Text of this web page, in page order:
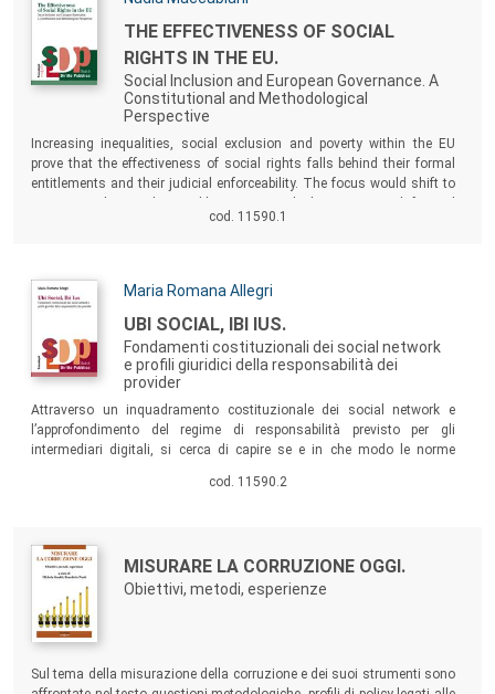
giuscomparatista in particolare.
Titolo:
THE EFFECTIVENESS OF SOCIAL
RIGHTS IN THE EU.
Social Inclusion and European Governance. A
Constitutional and Methodological
Perspective
Increasing inequalities, social exclusion and poverty within the EU
prove that the effectiveness of social rights falls behind their formal
entitlements and their judicial enforceability. The focus would shift to
implications of social exclusion, poverty and inequalities for the
cod. 11590.1
Autori:
Maria Romana Allegri
Titolo:
UBI SOCIAL, IBI IUS.
Fondamenti costituzionali dei social network
e profili giuridici della responsabilità dei
provider
Attraverso un inquadramento costituzionale dei social network e
l’approfondimento del regime di responsabilità previsto per gli
intermediari digitali, si cerca di capire se e in che modo le norme
condendo, possano offrire soluzioni valide per ovviare ai principali
cod. 11590.2
Autori:
Titolo:
MISURARE LA CORRUZIONE OGGI.
Obiettivi, metodi, esperienze
Sommario:
Sul tema della misurazione della corruzione e dei suoi strumenti sono